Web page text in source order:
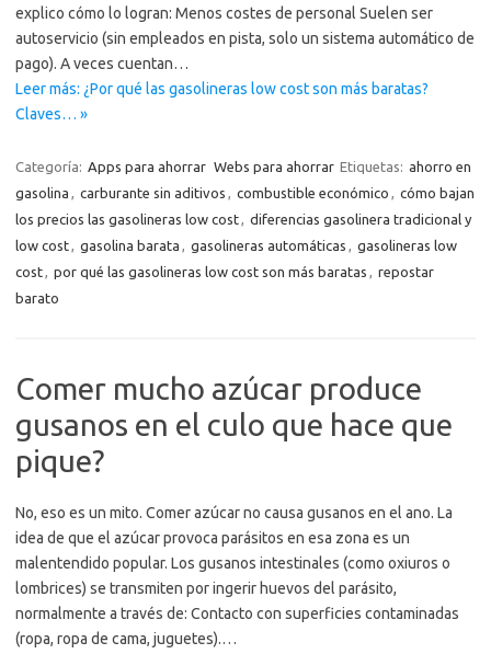
explico cómo lo logran: Menos costes de personal Suelen ser
autoservicio (sin empleados en pista, solo un sistema automático de
pago). A veces cuentan…
Leer más: ¿Por qué las gasolineras low cost son más baratas?
Claves… »
Categoría: Apps para ahorrar Webs para ahorrar Etiquetas: ahorro en
gasolina , carburante sin aditivos , combustible económico , cómo bajan
los precios las gasolineras low cost, diferencias gasolinera tradicional y
low cost, gasolina barata , gasolineras automáticas , gasolineras low
cost, por qué las gasolineras low cost son más baratas , repostar
barato
Comer mucho azúcar produce
gusanos en el culo que hace que
pique?
No, eso es un mito. Comer azúcar no causa gusanos en el ano. La
idea de que el azúcar provoca parásitos en esa zona es un
malentendido popular. Los gusanos intestinales (como oxiuros o
lombrices) se transmiten por ingerir huevos del parásito,
normalmente a través de: Contacto con superficies contaminadas
(ropa, ropa de cama, juguetes).…